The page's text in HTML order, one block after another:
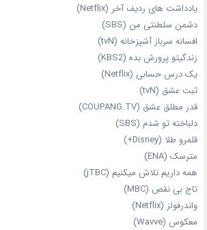
یادداشت‌ های ردیف آخر (Netflix)
دشمن سلطنتی من (SBS)
افسانه سرباز آشپزخانه (tvN)
زندگیتو پرورش بده (KBS2)
یک درس حسابی (Netflix)
ثبت عشق (tvN)
قدر مطلق عشق (COUPANG TV)
دلباخته تو شدم (SBS)
قلمرو طلا (Disney+)
مترسک (ENA)
همه داریم تلاش میکنیم (jTBC)
تاج بی‌ نقص (MBC)
واندرفولز (Netflix)
معکوس (Wavve)